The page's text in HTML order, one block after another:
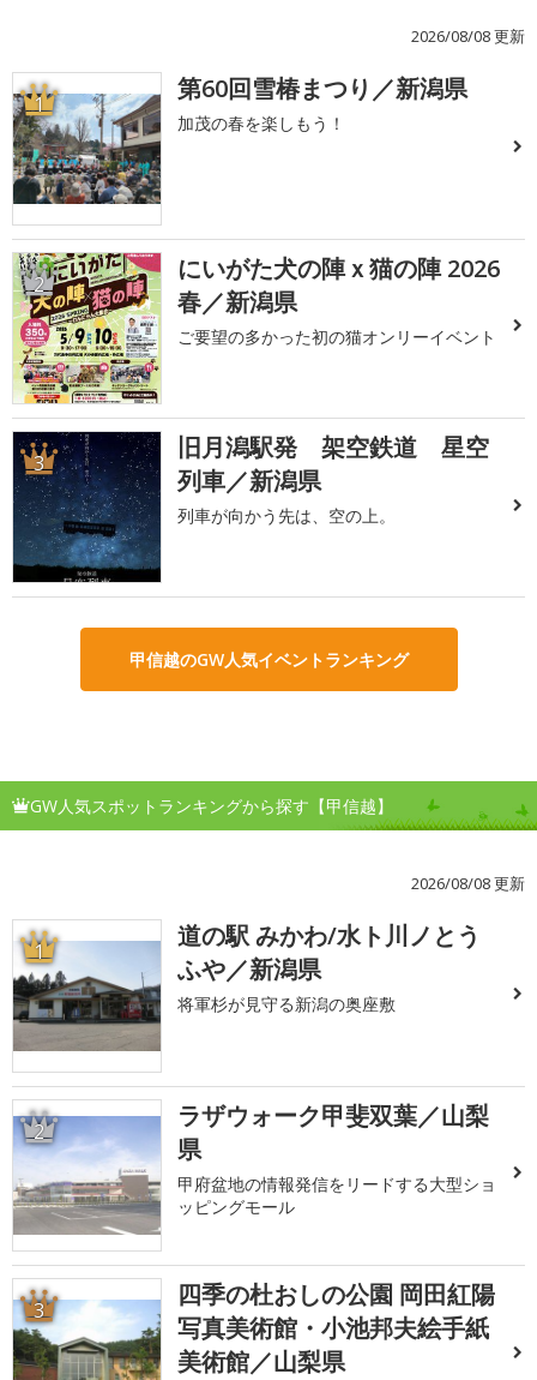
2026/08/08 更新
1 第60回雪椿まつり／新潟県
加茂の春を楽しもう！
2
にいがた犬の陣ｘ猫の陣 2026
春／新潟県
ご要望の多かった初の猫オンリーイベント
3
旧月潟駅発 架空鉄道 星空
列車／新潟県
列車が向かう先は、空の上。
甲信越のGW人気イベントランキング
GW人気スポットランキングから探す【甲信越】
2026/08/08 更新
1
道の駅 みかわ/水ト川ノとう
ふや／新潟県
将軍杉が見守る新潟の奥座敷
2
ラザウォーク甲斐双葉／山梨
県
甲府盆地の情報発信をリードする大型ショ
ッピングモール
3
四季の杜おしの公園 岡田紅陽
写真美術館・小池邦夫絵手紙
美術館／山梨県